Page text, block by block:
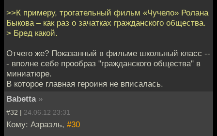
>>К примеру, трогательный фильм «Чучело» Ролана
Быкова – как раз о зачатках гражданского общества.
> Бред какой.
Отчего же? Показанный в фильме школьный класс --
- вполне себе прообраз "гражданского общества" в
миниатюре.
В которое главная героиня не вписалась.
Babetta »
#32 | 24.06.12 23:31
Кому: Азраэль, #30